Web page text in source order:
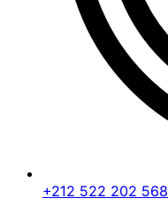
+212 522 202 568